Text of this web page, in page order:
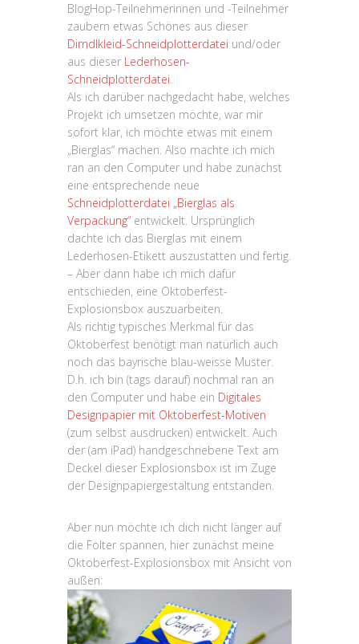
BlogHop-Teilnehmerinnen und -Teilnehmer
zaubern etwas Schönes aus dieser
Dirndlkleid-Schneidplotterdatei und/oder
aus dieser Lederhosen-
Schneidplotterdatei.
Als ich darüber nachgedacht habe, welches
Projekt ich umsetzen möchte, war mir
sofort klar, ich möchte etwas mit einem
„Bierglas“ machen. Also machte ich mich
ran an den Computer und habe zunächst
eine entsprechende neue
Schneidplotterdatei „Bierglas als
Verpackung“ entwickelt. Ursprünglich
dachte ich das Bierglas mit einem
Lederhosen-Etikett auszustatten und fertig.
– Aber dann habe ich mich dafür
entschieden, eine Oktoberfest-
Explosionsbox auszuarbeiten.
Als richtig typisches Merkmal für das
Oktoberfest benötigt man natürlich auch
noch das bayrische blau-weisse Muster.
D.h. ich bin (tags darauf) nochmal ran an
den Computer und habe ein Digitales
Designpapier mit Oktoberfest-Motiven
(zum selbst ausdrucken) entwickelt. Auch
der (am iPad) handgeschriebene Text am
Deckel dieser Explosionsbox ist im Zuge
der Designpapiergestaltung entstanden.
Aber nun möchte ich dich nicht länger auf
die Folter spannen, hier zunächst meine
Oktoberfest-Explosionsbox mit Ansicht von
außen: